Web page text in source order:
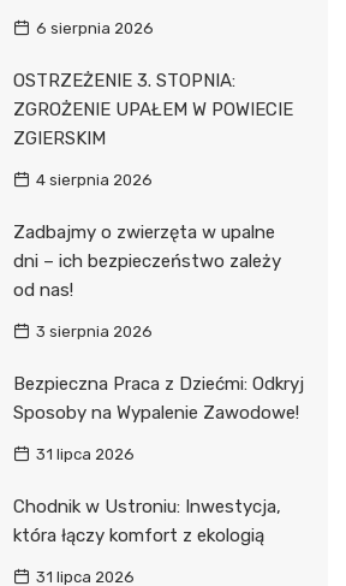
6 sierpnia 2026
OSTRZEŻENIE 3. STOPNIA:
ZGROŻENIE UPAŁEM W POWIECIE
ZGIERSKIM
4 sierpnia 2026
Zadbajmy o zwierzęta w upalne
dni – ich bezpieczeństwo zależy
od nas!
3 sierpnia 2026
Bezpieczna Praca z Dziećmi: Odkryj
Sposoby na Wypalenie Zawodowe!
31 lipca 2026
Chodnik w Ustroniu: Inwestycja,
która łączy komfort z ekologią
31 lipca 2026